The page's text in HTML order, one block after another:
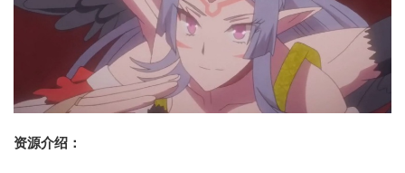
资源介绍：